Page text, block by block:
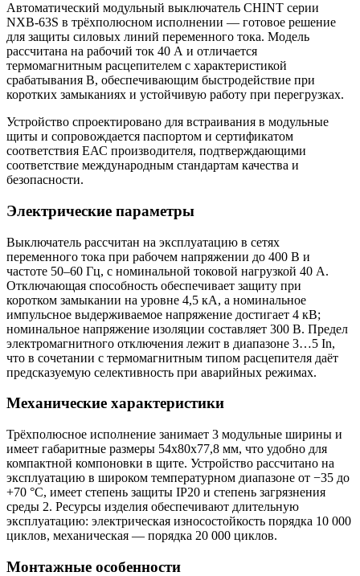
Автоматический модульный выключатель CHINT серии
NXB-63S в трёхполюсном исполнении — готовое решение
для защиты силовых линий переменного тока. Модель
рассчитана на рабочий ток 40 А и отличается
термомагнитным расцепителем с характеристикой
срабатывания B, обеспечивающим быстродействие при
коротких замыканиях и устойчивую работу при перегрузках.
Устройство спроектировано для встраивания в модульные
щиты и сопровождается паспортом и сертификатом
соответствия ЕАС производителя, подтверждающими
соответствие международным стандартам качества и
безопасности.
Электрические параметры
Выключатель рассчитан на эксплуатацию в сетях
переменного тока при рабочем напряжении до 400 В и
частоте 50–60 Гц, с номинальной токовой нагрузкой 40 А.
Отключающая способность обеспечивает защиту при
коротком замыкании на уровне 4,5 кА, а номинальное
импульсное выдерживаемое напряжение достигает 4 кВ;
номинальное напряжение изоляции составляет 300 В. Предел
электромагнитного отключения лежит в диапазоне 3…5 In,
что в сочетании с термомагнитным типом расцепителя даёт
предсказуемую селективность при аварийных режимах.
Механические характеристики
Трёхполюсное исполнение занимает 3 модульные ширины и
имеет габаритные размеры 54х80х77,8 мм, что удобно для
компактной компоновки в щите. Устройство рассчитано на
эксплуатацию в широком температурном диапазоне от −35 до
+70 °C, имеет степень защиты IP20 и степень загрязнения
среды 2. Ресурсы изделия обеспечивают длительную
эксплуатацию: электрическая износостойкость порядка 10 000
циклов, механическая — порядка 20 000 циклов.
Монтажные особенности